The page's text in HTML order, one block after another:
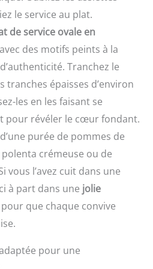
pour éviter de vous
brûler les mains pendant
la mesure ; plage de
température : -50 ℃ ~
300 ℃ Économie
d'énergie : Fonction
d'arrêt automatique
intégrée, le thermometre
automatiquement après
10 minutes d'inactivité ;
et il peut basculer entre
de la mesure de la
température. Plusieurs
Méthodes de Stockage :
Les thermometre cuisson
à lecture instantanée ont
qui peuvent être
préparation de
confitures. Le guide du
thermomètre de cuisson
figurant sur l'emballage
cuisson souhaitée
AFFICHAGE CHANGEABLE
: L'écran LCD rétroéclairé,
permet de lire clairement
les températures dans
l'obscurité ou lorsque la
fumée envahit l'air !
L'affichage commutable
pivote automatiquement
en fonction de la façon
dont le thermomètre
numérique est tenu, ce
les chiffres dans
le service au plat.
de service ovale en
des motifs peints à la
Tranchez le
tranches épaisses d’environ
les en les faisant se
pour révéler le cœur fondant.
purée de pommes de
crémeuse ou de
vous l’avez cuit dans une
à part dans une jolie
pour que chaque convive
pour une